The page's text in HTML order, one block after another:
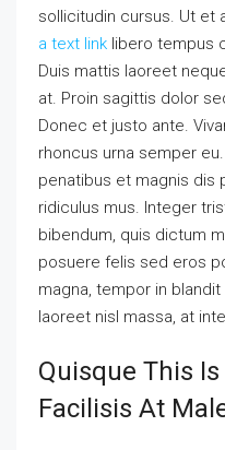
sollicitudin cursus. Ut et
a text link libero tempus
Duis mattis laoreet
at. Proin sagittis dolor
Donec et justo ante.
rhoncus urna semper
penatibus et magnis dis
ridiculus mus. Integer
bibendum, quis dictum
posuere felis sed eros
magna, tempor in
laoreet nisl massa, at
Quisque This
Facilisis At